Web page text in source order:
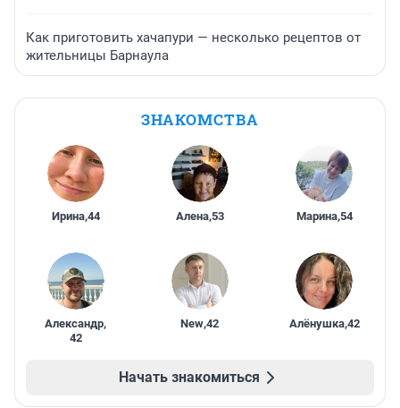
Как приготовить хачапури — несколько рецептов от
жительницы Барнаула
ЗНАКОМСТВА
Ирина,44 Алена,53 Марина,54
Александр,
42
New,42 Алёнушка,42
Начать знакомиться